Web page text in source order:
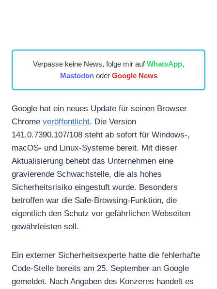
Verpasse keine News, folge mir aufWhatsApp,
Mastodonoder Google News
Google hat ein neues Update für seinen Browser
Chrome veröffentlicht. Die Version
141.0.7390.107/108 steht ab sofort für Windows-,
macOS- und Linux-Systeme bereit. Mit dieser
Aktualisierung behebt das Unternehmen eine
gravierende Schwachstelle, die als hohes
Sicherheitsrisiko eingestuft wurde. Besonders
betroffen war die Safe-Browsing-Funktion, die
eigentlich den Schutz vor gefährlichen Webseiten
gewährleisten soll.
Ein externer Sicherheitsexperte hatte die fehlerhafte
Code-Stelle bereits am 25. September an Google
gemeldet. Nach Angaben des Konzerns handelt es